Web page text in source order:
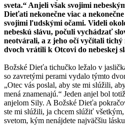
sveta.“ Anjeli však svojimi
Dieťati nekonečne viac a
svojimi ľudskými očami. Videli
nebeskú slávu, počuli vychádzať
neotvárali, a z jeho očí vyčítali tichý
dvoch vrátili k Otcovi do nebeskej
Božské Dieťa tichučko ležalo v
so zavretými perami vydalo týmto
„Otec vás poslal, aby ste mi slúžili,
mená znamenajú.“ Jeden anjel bol
anjelom Sily. A Božské Dieťa
ste mi slúžili, ja chcem slúžiť
svetom, kým nenájdete najväčšiu